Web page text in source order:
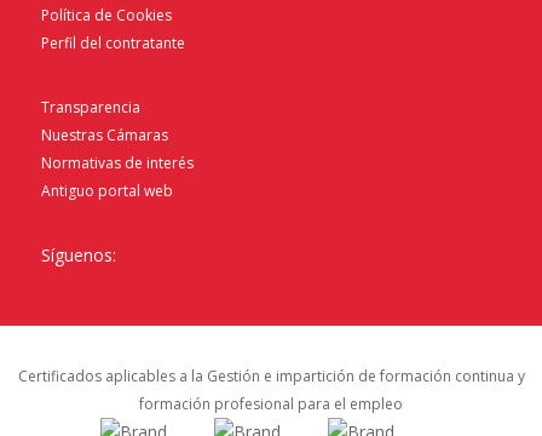
Política de Cookies
Perfil del contratante
Transparencia
Nuestras Cámaras
Normativas de interés
Antiguo portal web
Síguenos:
Certificados aplicables a la Gestión e impartición de formación continua y
formación profesional para el empleo